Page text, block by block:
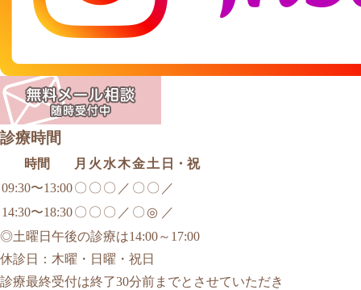
診療時間
時間 月 火 水木金土 日・祝
09:30〜13:00〇 〇 〇 ／ 〇 〇 ／
14:30〜18:30〇 〇 〇 ／ 〇 ◎ ／
◎土曜日午後の診療は14:00～17:00
休診日：木曜・日曜・祝日
診療最終受付は終了30分前までとさせていただき